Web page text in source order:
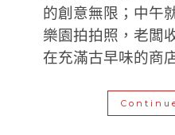
的創意無限；中午
樂園拍拍照，老闆
在充滿古早味的商